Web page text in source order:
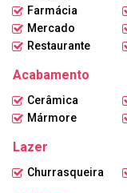
Farmácia
Mercado
Restaurante
Acabamento
Cerâmica
Mármore
Lazer
Churrasqueira